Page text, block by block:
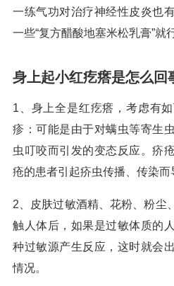
一练气功对治疗神经性皮炎也
一些“复方醋酸地塞米松乳膏”就
身上起小红疙瘩是怎么回
1、身上全是红疙瘩，考虑有
疹：可能是由于对螨虫等寄生
虫叮咬而引发的变态反应。疥
疮的患者引起疥虫传播、传染而
2、皮肤过敏酒精、花粉、粉尘
触人体后，如果是过敏体质的
种过敏源产生反应，这时就会
情况。